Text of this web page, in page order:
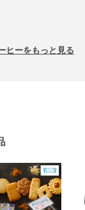
ヒーをもっと見る